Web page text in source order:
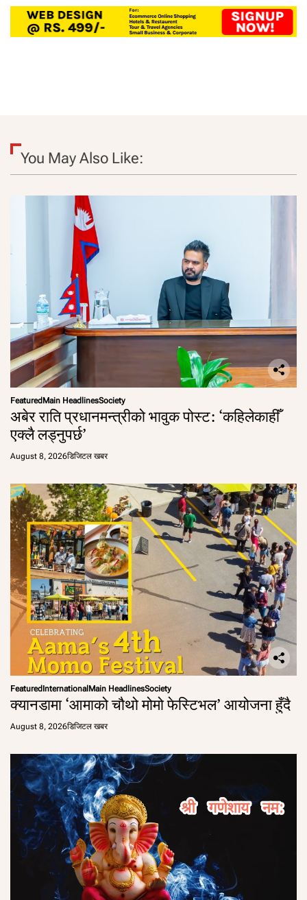
You May Also Like:
Featured Main HeadlinesSociety
अबेर राति प्रधानमन्त्रीको भावुक पोस्ट: ‘कहिलेकाहीँ
एक्लै लड्नुपर्छ’
August 8, 2026डिजिटल खबर
Featured International Main HeadlinesSociety
क्यानडामा ‘आमाको चौथो मोमो फेस्टिभल’ आयोजना हुँदै
August 8, 2026डिजिटल खबर